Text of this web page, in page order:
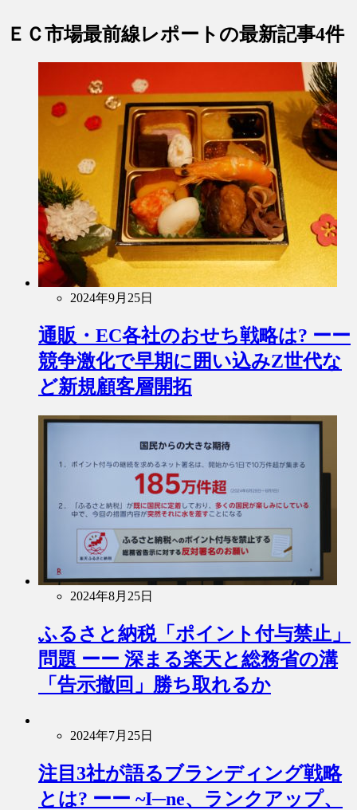
ＥＣ市場最前線レポート の最新記事4件
2024年9月25日
通販・EC各社のおせち戦略は? ーー
競争激化で早期に囲い込みZ世代な
ど新規顧客層開拓
2024年8月25日
ふるさと納税「ポイント付与禁止」
問題 ーー 深まる楽天と総務省の溝
「告示撤回」勝ち取れるか
2024年7月25日
注目3社が語るブランディング戦略
とは? ーー ~I─ne、ランクアップ、